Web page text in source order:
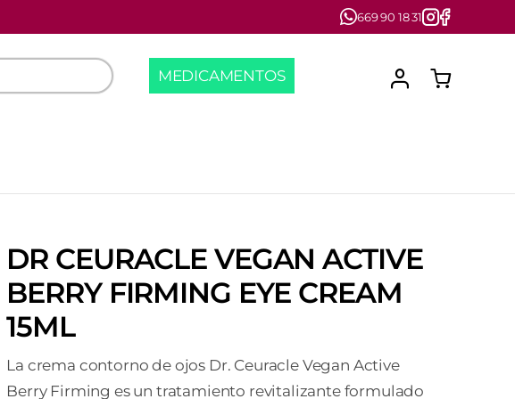
669 90 18 31
MEDICAMENTOS
DR CEURACLE VEGAN ACTIVE
BERRY FIRMING EYE CREAM
15ML
La crema contorno de ojos Dr. Ceuracle Vegan Active
Berry Firming es un tratamiento revitalizante formulado